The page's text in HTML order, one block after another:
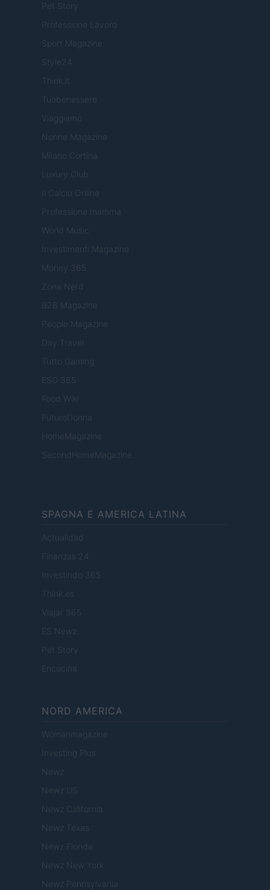
Pet Story
Professione Lavoro
Sport Magazine
Style24
Think.it
Tuobenessere
Viaggiamo
Nonne Magazine
Milano Cortina
Luxury Club
Il Calcio Online
Professione mamma
World Music
Investimenti Magazine
Money 365
Zona Nerd
B2B Magazine
People Magazine
Day Travel
Tutto Gaming
ESG 365
Food Wiki
FuturoDonna
HomeMagazine
SecondHomeMagazine
SPAGNA E AMERICA LATINA
Actualidad
Finanzas 24
Investindo 365
Think.es
Viajar 365
ES Newz
Pet Story
Encocina
NORD AMERICA
Womanmagazine
Investing Plus
Newz
Newz US
Newz California
Newz Texas
Newz Florida
Newz New York
Newz Pennsylvania